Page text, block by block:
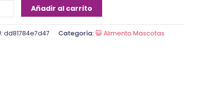
Añadir al carrito
dd81784e7d47 Categoría:😺 Alimento Mascotas